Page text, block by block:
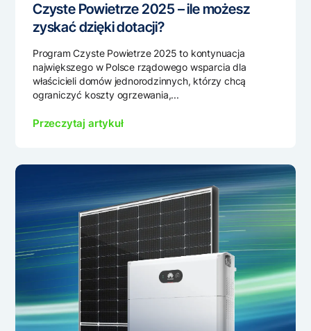
Czyste Powietrze 2025 – ile możesz
zyskać dzięki dotacji?
Program Czyste Powietrze 2025 to kontynuacja
największego w Polsce rządowego wsparcia dla
właścicieli domów jednorodzinnych, którzy chcą
ograniczyć koszty ogrzewania,...
Przeczytaj artykuł